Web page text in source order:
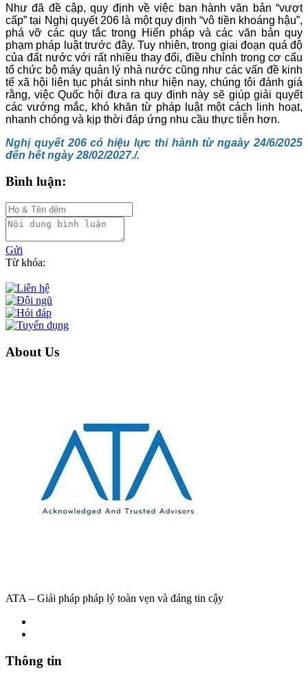
Như đã đề cập, quy định về việc ban hành văn bản “vượt
cấp” tại Nghị quyết 206 là một quy định “vô tiền khoáng hậu”,
phá vỡ các quy tắc trong Hiến pháp và các văn bản quy
phạm pháp luật trước đây. Tuy nhiên, trong giai đoạn quá độ
của đất nước với rất nhiều thay đổi, điều chỉnh trong cơ cấu
tổ chức bộ máy quản lý nhà nước cũng như các vấn đề kinh
tế xã hội liên tục phát sinh như hiện nay, chúng tôi đánh giá
rằng, việc Quốc hội đưa ra quy định này sẽ giúp giải quyết
các vướng mắc, khó khăn từ pháp luật một cách linh hoạt,
nhanh chóng và kịp thời đáp ứng nhu cầu thực tiễn hơn.
Nghị quyết 206 có hiệu lực thi hành từ ngaày 24/6/2025
đến hết ngày 28/02/2027./.
Bình luận:
Gửi
Từ khóa:
About Us
ATA – Giải pháp pháp lý toàn vẹn và đáng tin cậy
Thông tin